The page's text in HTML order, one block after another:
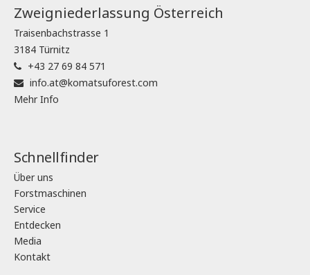
Zweigniederlassung Österreich
Traisenbachstrasse 1
3184 Türnitz
+43 27 69 84 571
info.at@komatsuforest.com
Mehr Info
Schnellfinder
Über uns
Forstmaschinen
Service
Entdecken
Media
Kontakt